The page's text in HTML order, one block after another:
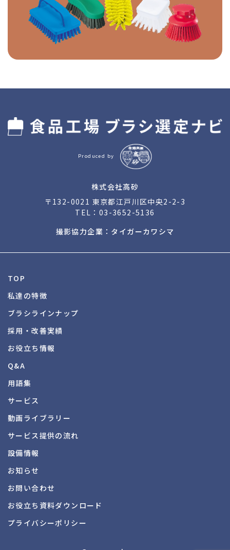
Produced by
株式会社高砂
〒132-0021 東京都江戸川区中央2-2-3
TEL： 03-3652-5136
撮影協力企業：タイガーカワシマ
TOP
私達の特徴
ブラシラインナップ
採用・改善実績
お役立ち情報
Q&A
用語集
サービス
動画ライブラリー
サービス提供の流れ
設備情報
お知らせ
お問い合わせ
お役立ち資料ダウンロード
プライバシーポリシー